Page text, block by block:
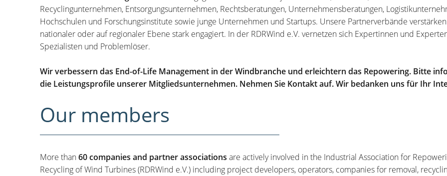
Recyclingunternehmen, Entsorgungsunternehmen, Rechtsberatungen, Unternehmensberatungen,
Hochschulen und Forschungsinstitute sowie junge Unternehmen und Startups. Unsere Partnerverbände
nationaler oder auf regionaler Ebene stark engagiert. In der RDRWind e.V. vernetzen sich Expertinnen und
Spezialisten und Problemlöser.
Wir verbessern das End-of-Life Management in der Windbranche und erleichtern das Repowering. Bitte
die Leistungsprofile unserer Mitgliedsunternehmen. Nehmen Sie Kontakt auf. Wir bedanken uns für Ihr
Our members
More than60 companies and partner associations are actively involved in the Industrial Association for
Recycling of Wind Turbines (RDRWind e.V.) including project developers, operators, companies for removal,